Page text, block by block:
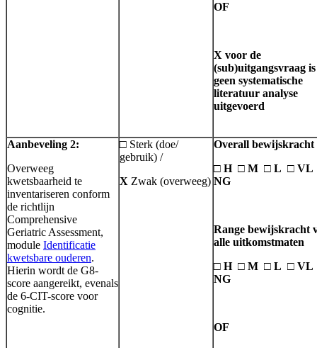
OF
X voor de
(sub)uitgangsvraag is
geen systematische
literatuur analyse
uitgevoerd
Aanbeveling 2:
Overweeg
kwetsbaarheid te
inventariseren conform
de richtlijn
Comprehensive
Geriatric Assessment,
module Identificatie
kwetsbare ouderen.
Hierin wordt de G8-
score aangereikt, evenals
de 6-CIT-score voor
cognitie.
□ Sterk (doe/
gebruik) /
X Zwak (overweeg)
Overall bewijskracht
□ H □ M □ L □
NG
Range bewijskracht
alle uitkomstmaten
□ H □ M □ L □
NG
OF